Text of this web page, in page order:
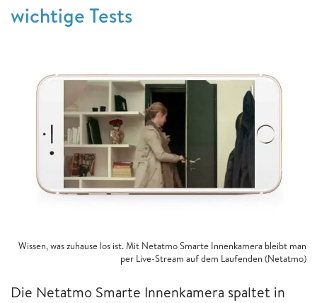
wichtige Tests
Wissen, was zuhause los ist. Mit Netatmo Smarte Innenkamera bleibt man
per Live-Stream auf dem Laufenden (Netatmo)
Die Netatmo Smarte Innenkamera spaltet in